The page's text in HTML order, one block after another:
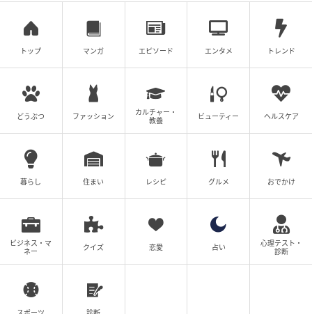
トップ マンガ エピソード エンタメ トレンド
どうぶつ ファッション
カルチャー・
教養
ビューティー ヘルスケア
暮らし 住まい レシピ グルメ おでかけ
ビジネス・マ
ネー
クイズ 恋愛 占い
心理テスト・
診断